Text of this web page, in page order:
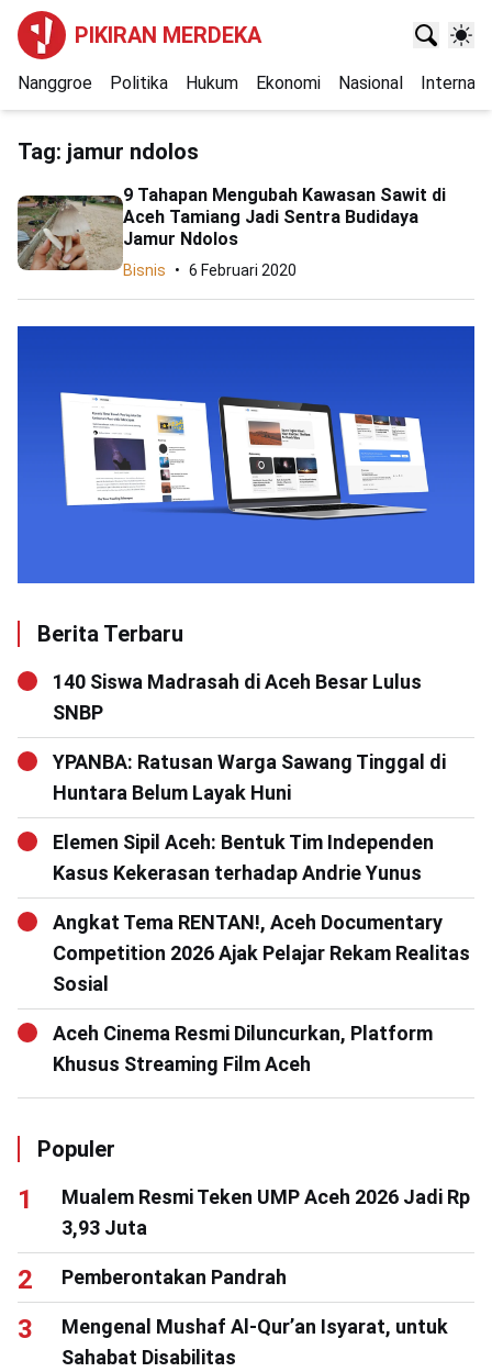
PIKIRAN MERDEKA
Nanggroe Politika Hukum Ekonomi Nasional
Tag: jamur ndolos
9 Tahapan Mengubah Kawasan Sawit di
Aceh Tamiang Jadi Sentra Budidaya
Jamur Ndolos
Bisnis 6 Februari 2020
Berita Terbaru
140 Siswa Madrasah di Aceh Besar Lulus
SNBP
YPANBA: Ratusan Warga Sawang Tinggal di
Huntara Belum Layak Huni
Elemen Sipil Aceh: Bentuk Tim Independen
Kasus Kekerasan terhadap Andrie Yunus
Angkat Tema RENTAN!, Aceh Documentary
Competition 2026 Ajak Pelajar Rekam Realitas
Sosial
Aceh Cinema Resmi Diluncurkan, Platform
Khusus Streaming Film Aceh
Populer
Mualem Resmi Teken UMP Aceh 2026 Jadi Rp
3,93 Juta
Pemberontakan Pandrah
Mengenal Mushaf Al-Qur’an Isyarat, untuk
Sahabat Disabilitas